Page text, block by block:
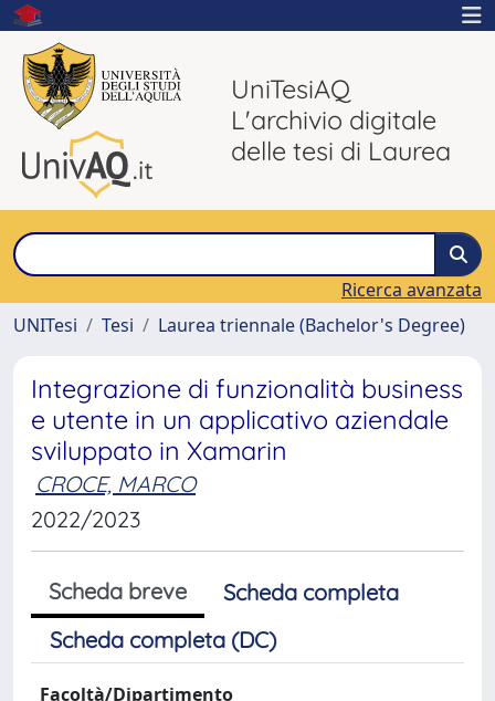
UniTesiAQ
L'archivio digitale
delle tesi di Laurea
Ricerca avanzata
UNITesi
Tesi Laurea triennale (Bachelor's Degree)
Integrazione di funzionalità business
e utente in un applicativo aziendale
sviluppato in Xamarin
CROCE, MARCO
2022/2023
Scheda breve
Scheda completa
Scheda completa (DC)
Facoltà/Dipartimento